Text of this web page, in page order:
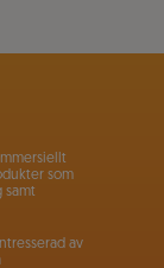
som
samt
av